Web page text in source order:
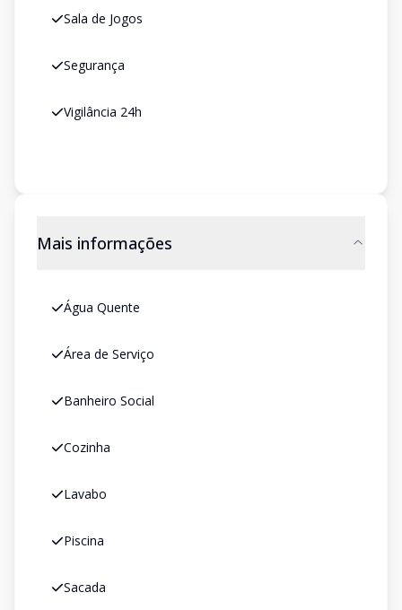
Sala de Jogos
Segurança
Vigilância 24h
Mais informações
Água Quente
Área de Serviço
Banheiro Social
Cozinha
Lavabo
Piscina
Sacada